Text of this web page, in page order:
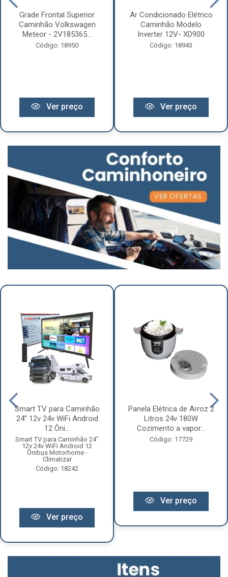
Grade Frontal Superior
Caminhão Volkswagen
Meteor - 2V185365...
Código: 18950
Ver preço
Ar Condicionado Elétrico
Caminhão Modelo
Inverter 12V- XD900
Código: 18943
Ver preço
Smart TV para Caminhão
24” 12v 24v WiFi Android
12 Ôni...
Smart TV para Caminhão 24"
12v 24v WiFi Android 12
Ônibus Motorhome -
Climatizar
Código: 18242
Ver preço
Panela Elétrica de Arroz 2
Litros 24v 180W
Cozimento a vapor...
Código: 17729
Ver preço